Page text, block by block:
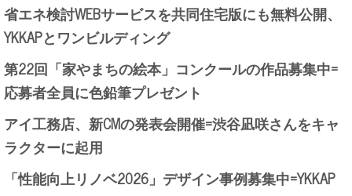
省エネ検討WEBサービスを共同住宅版にも無料公開、
YKKAPとワンビルディング
第22回「家やまちの絵本」コンクールの作品募集中=
応募者全員に色鉛筆プレゼント
アイ工務店、新CMの発表会開催=渋谷凪咲さんをキャ
ラクターに起用
「性能向上リノベ2026」デザイン事例募集中=YKKAP